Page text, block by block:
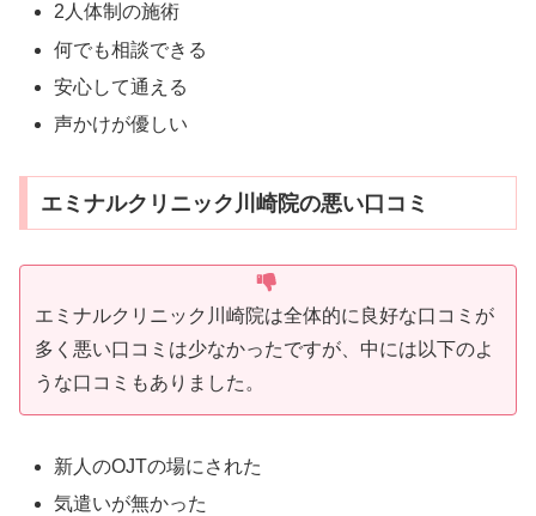
2人体制の施術
何でも相談できる
安心して通える
声かけが優しい
エミナルクリニック川崎院の悪い口コミ
エミナルクリニック川崎院は全体的に良好な口コミが
多く悪い口コミは少なかったですが、中には以下のよ
うな口コミもありました。
新人のOJTの場にされた
気遣いが無かった